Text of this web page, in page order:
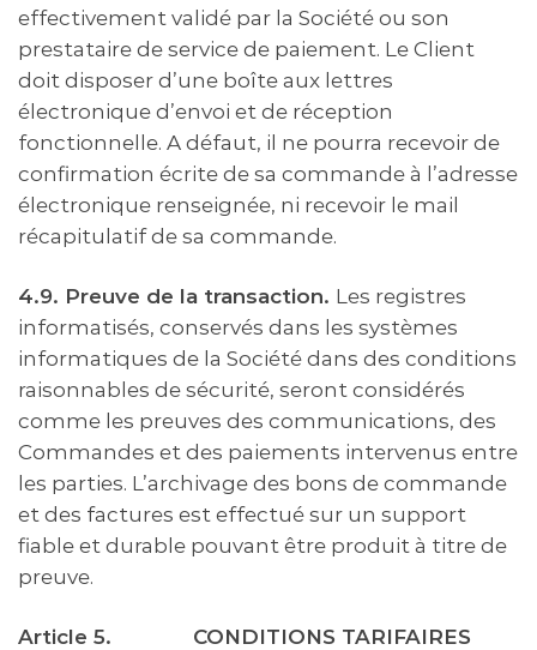
effectivement validé par la Société ou son
prestataire de service de paiement. Le Client
doit disposer d’une boîte aux lettres
électronique d’envoi et de réception
fonctionnelle. A défaut, il ne pourra recevoir de
confirmation écrite de sa commande à l’adresse
électronique renseignée, ni recevoir le mail
récapitulatif de sa commande.
4.9. Preuve de la transaction. Les registres
informatisés, conservés dans les systèmes
informatiques de la Société dans des conditions
raisonnables de sécurité, seront considérés
comme les preuves des communications, des
Commandes et des paiements intervenus entre
les parties. L’archivage des bons de commande
et des factures est effectué sur un support
fiable et durable pouvant être produit à titre de
preuve.
Article 5. CONDITIONS TARIFAIRES